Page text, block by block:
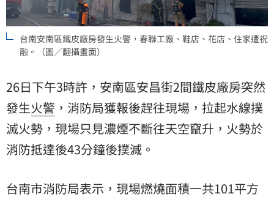
台南安南區鐵皮廠房發生火警，春聯工廠、鞋店、花店、住家遭祝
融。（圖／翻攝畫面）
26日下午3時許，安南區安昌街2間鐵皮廠房突然
發生火警 ，消防局獲報後趕往現場，拉起水線撲
滅火勢，現場只見濃煙不斷往天空竄升，火勢於
消防抵達後43分鐘後撲滅。
台南市消防局表示，現場燃燒面積一共101平方